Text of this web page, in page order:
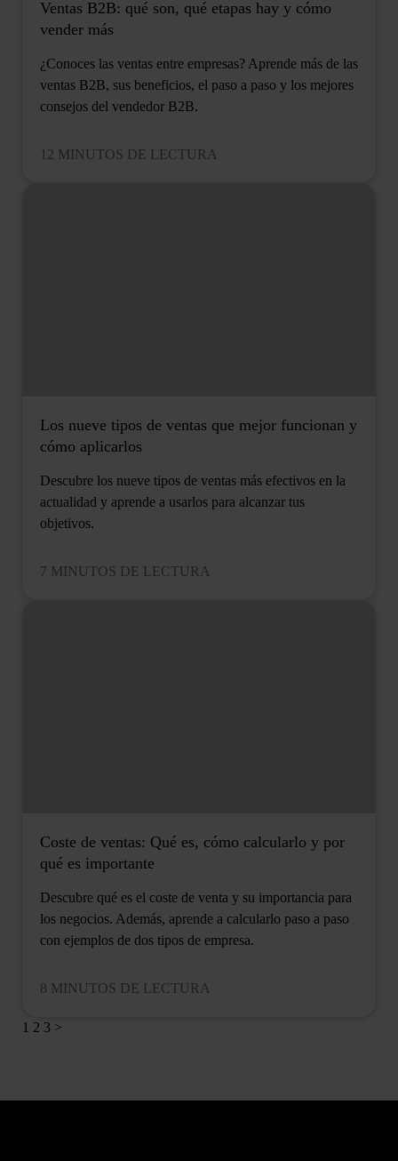
Ventas B2B: qué son, qué etapas hay y cómo
vender más
¿Conoces las ventas entre empresas? Aprende más de las
ventas B2B, sus beneficios, el paso a paso y los mejores
consejos del vendedor B2B.
12 MINUTOS DE LECTURA
Los nueve tipos de ventas que mejor funcionan y
cómo aplicarlos
Descubre los nueve tipos de ventas más efectivos en la
actualidad y aprende a usarlos para alcanzar tus
objetivos.
7 MINUTOS DE LECTURA
Coste de ventas: Qué es, cómo calcularlo y por
qué es importante
Descubre qué es el coste de venta y su importancia para
los negocios. Además, aprende a calcularlo paso a paso
con ejemplos de dos tipos de empresa.
8 MINUTOS DE LECTURA
1 2 3 >